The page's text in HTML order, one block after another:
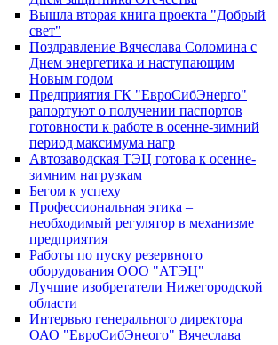
Вышла вторая книга проекта "Добрый
свет"
Поздравление Вячеслава Соломина с
Днем энергетика и наступающим
Новым годом
Предприятия ГК "ЕвроСибЭнерго"
рапортуют о получении паспортов
готовности к работе в осенне-зимний
период максимума нагр
Автозаводская ТЭЦ готова к осенне-
зимним нагрузкам
Бегом к успеху
Профессиональная этика –
необходимый регулятор в механизме
предприятия
Работы по пуску резервного
оборудования ООО "АТЭЦ"
Лучшие изобретатели Нижегородской
области
Интервью генерального директора
ОАО "ЕвроСибЭнеого" Вячеслава